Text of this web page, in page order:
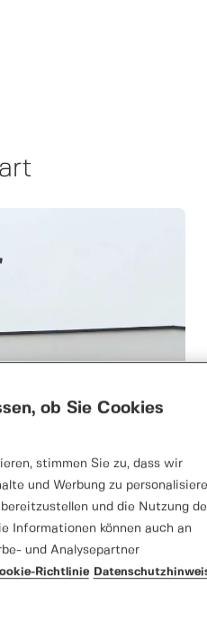
ob Sie Cookies
stimmen Sie zu, dass wir
und Werbung zu
und die Nutzung
Informationen können auch an
und Analysepartner
Richtlinie